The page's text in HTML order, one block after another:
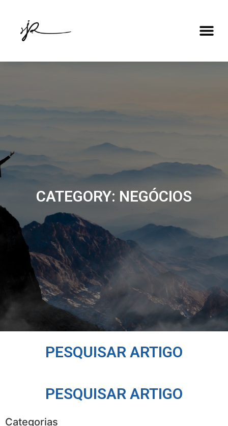
CATEGORY: NEGÓCIOS
PESQUISAR ARTIGO
PESQUISAR ARTIGO
Categorias